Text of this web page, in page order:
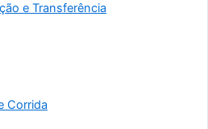
e Transferência
Corrida